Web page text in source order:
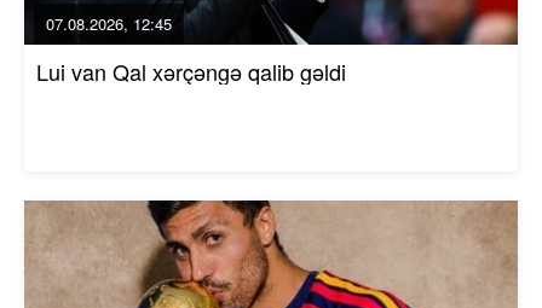
07.08.2026, 12:45
Lui van Qal xərçəngə qalib gəldi